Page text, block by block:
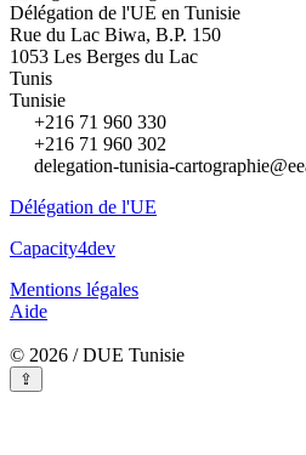
Délégation de l'UE en Tunisie
Rue du Lac Biwa, B.P. 150
1053 Les Berges du Lac
Tunis
Tunisie
+216 71 960 330
+216 71 960 302
delegation-tunisia-
Délégation de l'UE
Capacity4dev
Mentions légales
Aide
© 2026 / DUE Tunisie
⇪